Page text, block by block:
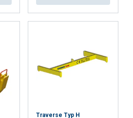
Traverse Typ H